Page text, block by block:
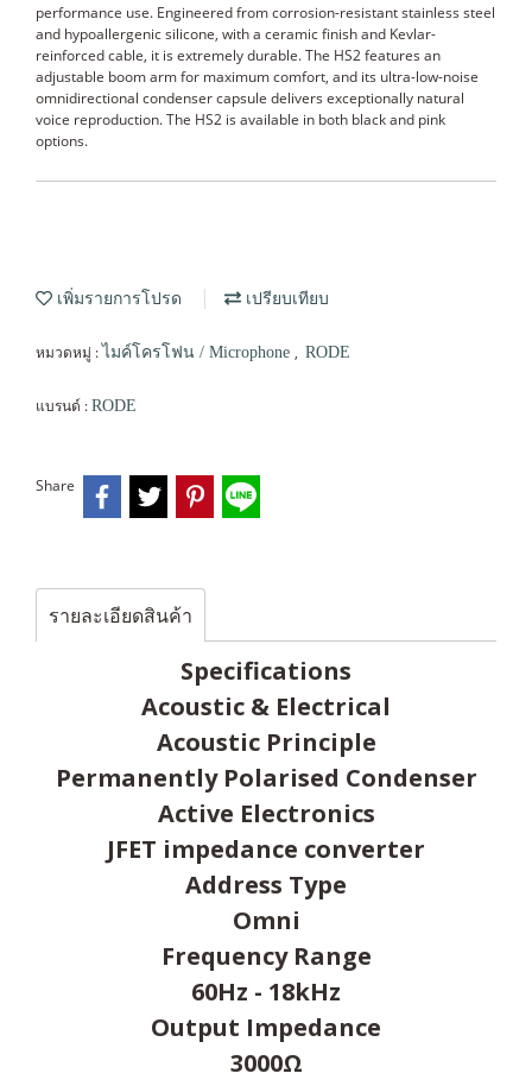
performance use. Engineered from corrosion-resistant stainless steel
and hypoallergenic silicone, with a ceramic finish and Kevlar-
reinforced cable, it is extremely durable. The HS2 features an
adjustable boom arm for maximum comfort, and its ultra-low-noise
omnidirectional condenser capsule delivers exceptionally natural
voice reproduction. The HS2 is available in both black and pink
options.
เพิ่มรายการโปรด เปรียบเทียบ
หมวดหมู่ :ไมค์โครโฟน / Microphone , RODE
แบรนด์ : RODE
Share
รายละเอียดสินค้า
Specifications
Acoustic & Electrical
Acoustic Principle
Permanently Polarised Condenser
Active Electronics
JFET impedance converter
Address Type
Omni
Frequency Range
60Hz - 18kHz
Output Impedance
3000Ω